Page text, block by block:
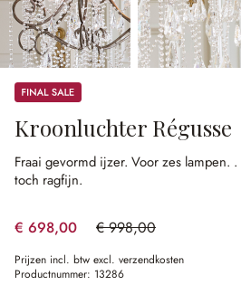
Sale
Kroonluchter Régusse
Fraai gevormd ijzer. Voor zes lampen. .
toch ragfijn.
€ 698,00 € 998,00
(30.06% gespart)
Prijzen incl. btw excl. verzendkosten
Productnummer: 13286